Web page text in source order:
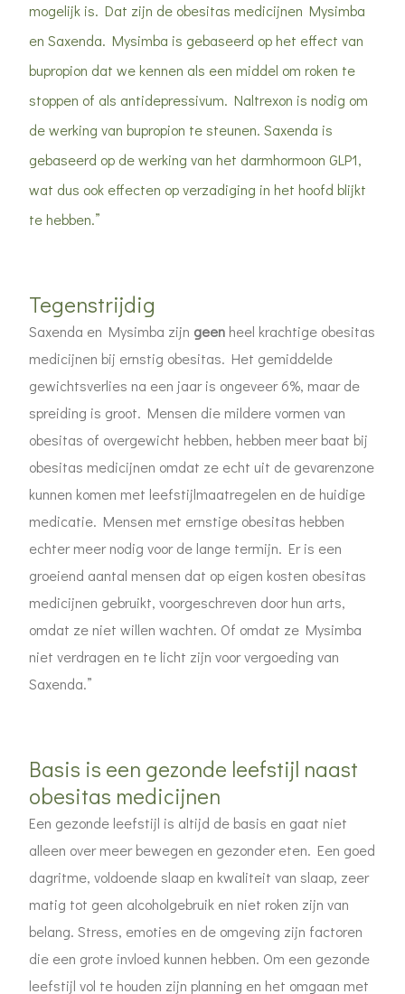
mogelijk is. Dat zijn de obesitas medicijnen Mysimba
en Saxenda. Mysimba is gebaseerd op het effect van
bupropion dat we kennen als een middel om roken te
stoppen of als antidepressivum. Naltrexon is nodig om
de werking van bupropion te steunen. Saxenda is
gebaseerd op de werking van het darmhormoon GLP1,
wat dus ook effecten op verzadiging in het hoofd blijkt
te hebben.”
Tegenstrijdig
Saxenda en Mysimba zijn geen heel krachtige obesitas
medicijnen bij ernstig obesitas. Het gemiddelde
gewichtsverlies na een jaar is ongeveer 6%, maar de
spreiding is groot. Mensen die mildere vormen van
obesitas of overgewicht hebben, hebben meer baat bij
obesitas medicijnen omdat ze echt uit de gevarenzone
kunnen komen met leefstijlmaatregelen en de huidige
medicatie. Mensen met ernstige obesitas hebben
echter meer nodig voor de lange termijn. Er is een
groeiend aantal mensen dat op eigen kosten obesitas
medicijnen gebruikt, voorgeschreven door hun arts,
omdat ze niet willen wachten. Of omdat ze Mysimba
niet verdragen en te licht zijn voor vergoeding van
Saxenda.”
Basis is een gezonde leefstijl naast
obesitas medicijnen
Een gezonde leefstijl is altijd de basis en gaat niet
alleen over meer bewegen en gezonder eten. Een goed
dagritme, voldoende slaap en kwaliteit van slaap, zeer
matig tot geen alcoholgebruik en niet roken zijn van
belang. Stress, emoties en de omgeving zijn factoren
die een grote invloed kunnen hebben. Om een gezonde
leefstijl vol te houden zijn planning en het omgaan met